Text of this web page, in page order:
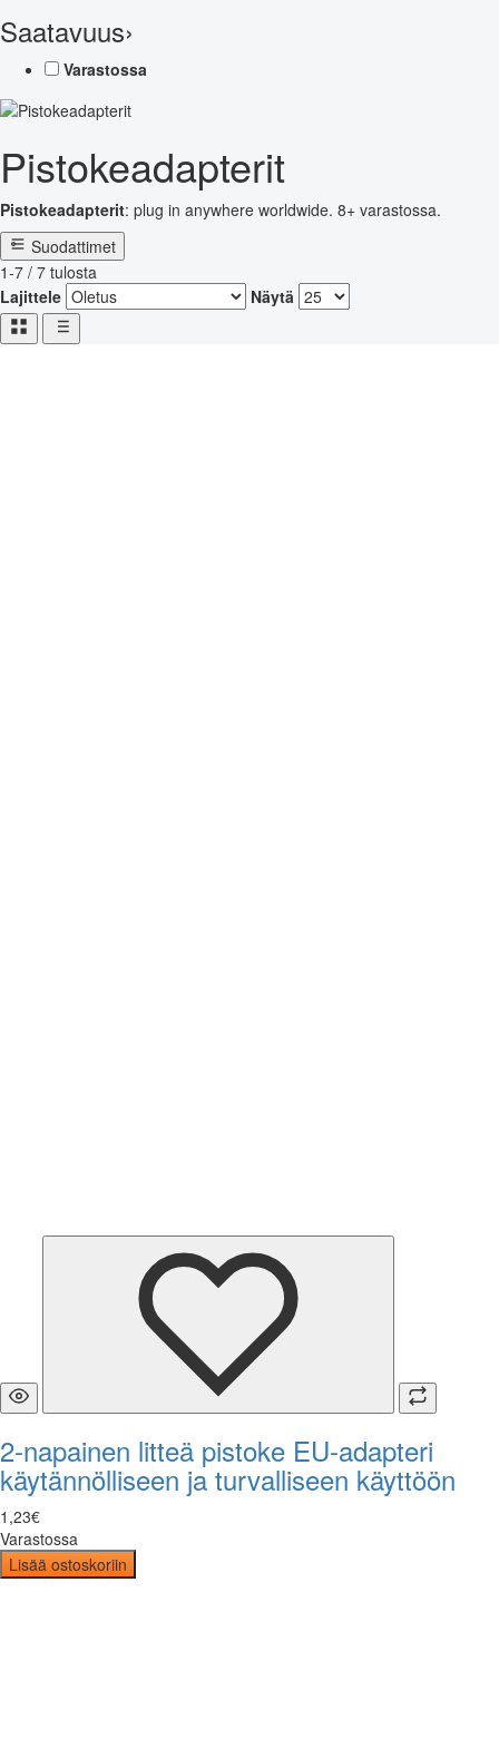
Saatavuus›
Varastossa
Pistokeadapterit
Pistokeadapterit: plug in anywhere worldwide. 8+ varastossa.
Suodattimet
1-7 / 7 tulosta
Lajittele
Näytä
2-napainen litteä pistoke EU-adapteri
käytännölliseen ja turvalliseen käyttöön
1 ,23€
Varastossa
Lisää ostoskoriin